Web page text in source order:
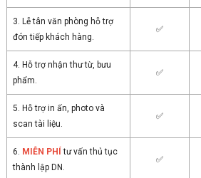
3. Lễ tân văn phòng hỗ trợ
đón tiếp khách hàng.
✅
4. Hỗ trợ nhận thư từ, bưu
phẩm.
✅
5. Hỗ trợ in ấn, photo và
scan tài liệu.
✅
6. MIỄN PHÍ tư vấn thủ tục
thành lập DN.
✅